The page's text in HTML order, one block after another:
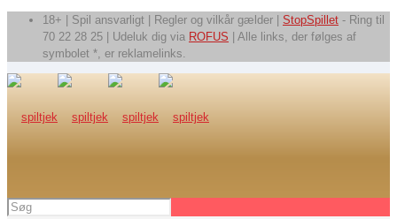
18+ | Spil ansvarligt | Regler og vilkår gælder | StopSpillet - Ring til
70 22 28 25 | Udeluk dig via ROFUS | Alle links, der følges af
symbolet *, er reklamelinks.